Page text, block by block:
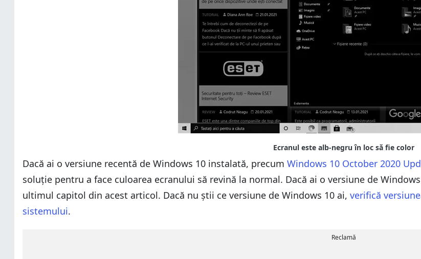
Dacă ai o versiune recentă de Windows 10 instalată, precum Windows 10 October 2020
soluție pentru a face culoarea ecranului să revină la normal. Dacă ai o versiune de
ultimul capitol din acest articol. Dacă nu știi ce versiune de Windows 10 ai, verifică
sistemului.
Reclamă